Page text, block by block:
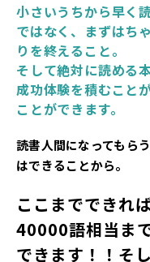
小さいうちから早く
ではなく、まずはち
りを終えること。
そして絶対に読める
成功体験を積むこと
ことができます。
読書人間になってもら
はできることから。
ここまでできれ
40000語相当ま
できます！！ そ